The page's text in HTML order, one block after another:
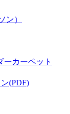
ン）
ーカーペット
(PDF)